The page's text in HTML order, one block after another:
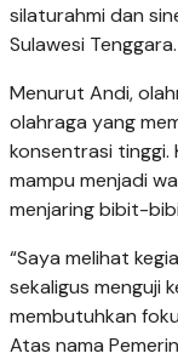
silaturahmi dan
Sulawesi Tenggara.
Menurut Andi,
olahraga yang
konsentrasi tinggi.
mampu menjadi
menjaring bibit-
“Saya melihat
sekaligus menguji
membutuhkan
Atas nama